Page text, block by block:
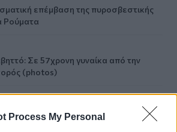
Process My Personal
επέμβαση της πυροσβεστικής
Ρούματα
Σε 57χρονη γυναίκα από την
(photos)
Γιατί κινδυνεύουν περισσότερο οι
για ασφαλές κολύμπι